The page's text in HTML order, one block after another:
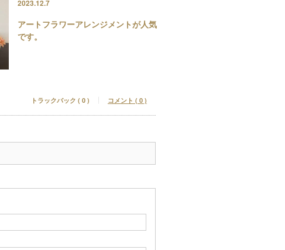
2023.12.7
アートフラワーアレンジメントが人気
です。
トラックバック ( 0 ) コメント ( 0 )